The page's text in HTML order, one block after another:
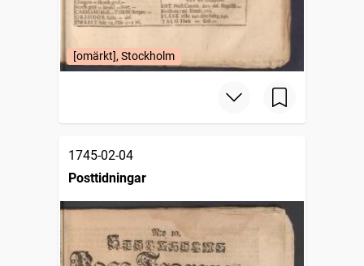
[omärkt], Stockholm
1745-02-04
Posttidningar